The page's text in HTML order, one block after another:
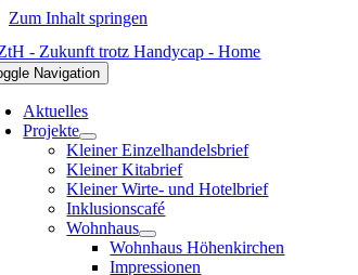
Zum Inhalt springen
Navigation
Aktuelles
Projekte
Kleiner Einzelhandelsbrief
Kleiner Kitabrief
Kleiner Wirte- und Hotelbrief
Inklusionscafé
Wohnhaus
Wohnhaus Höhenkirchen
Impressionen